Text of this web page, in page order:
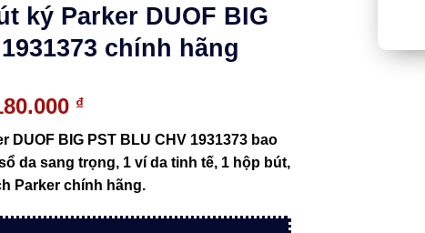
ký Parker DUOF BIG
chính hãng
₫.
₫Giá
tại
là:
19.180.000 ₫.
DUOF BIG PST BLU CHV 1931373 bao
da sang trọng, 1 ví da tinh tế, 1 hộp bút,
Parker chính hãng.